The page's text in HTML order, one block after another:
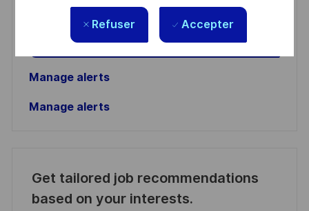
Refuser Accepter
informations personnelles
Activer
Manage alerts
Manage alerts
Get tailored job recommendations
based on your interests.